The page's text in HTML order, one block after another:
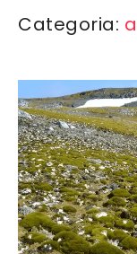
Categoria: